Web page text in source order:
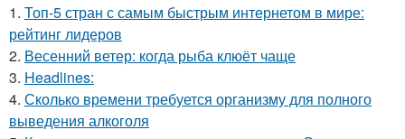
1. Топ-5 стран с самым быстрым интернетом в мире:
рейтинг лидеров
2. Весенний ветер: когда рыба клюёт чаще
3. Headlines:
4. Сколько времени требуется организму для полного
выведения алкоголя